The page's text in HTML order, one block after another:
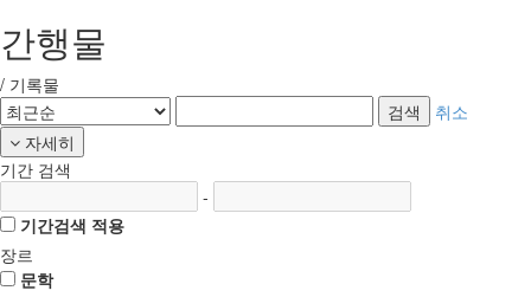
간행물
/ 기록물
검색
취소
자세히
기간 검색
-
기간검색 적용
장르
문학